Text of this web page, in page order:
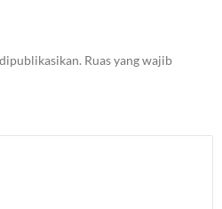
Ruas yang wajib